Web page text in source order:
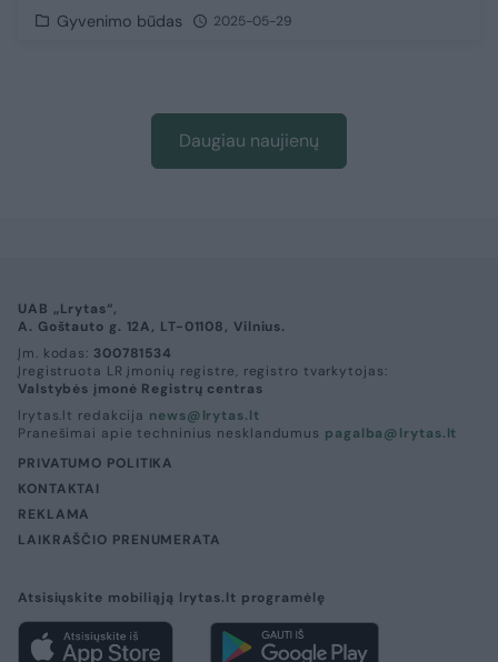
Gyvenimo būdas 2025-05-29
Daugiau naujienų
UAB „Lrytas“,
A. Goštauto g. 12A, LT-01108, Vilnius.
Įm. kodas: 300781534
Įregistruota LR įmonių registre, registro tvarkytojas:
Valstybės įmonė Registrų centras
lrytas.lt redakcija news@lrytas.lt
Pranešimai apie techninius nesklandumus pagalba@lrytas.lt
PRIVATUMO POLITIKA
KONTAKTAI
REKLAMA
LAIKRAŠČIO PRENUMERATA
Atsisiųskite mobiliąją lrytas.lt programėlę